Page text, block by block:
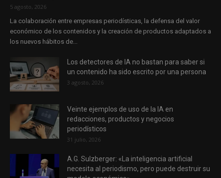
5 agosto, 2026
La colaboración entre empresas periodísticas, la defensa del valor
económico de los contenidos y la creación de productos adaptados a
los nuevos hábitos de...
Los detectores de IA no bastan para saber si
un contenido ha sido escrito por una persona
3 agosto, 2026
Veinte ejemplos de uso de la IA en
redacciones, productos y negocios
periodísticos
31 julio, 2026
A.G. Sulzberger: «La inteligencia artificial
necesita al periodismo, pero puede destruir su